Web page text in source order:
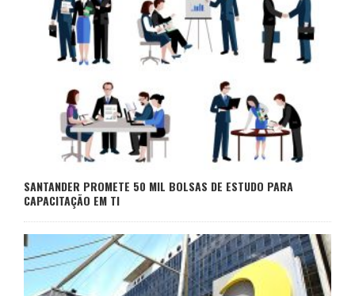
SANTANDER PROMETE 50 MIL BOLSAS DE ESTUDO PARA
CAPACITAÇÃO EM TI